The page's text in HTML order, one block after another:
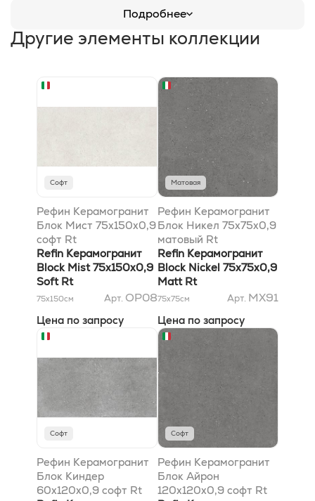
Подробнее
Другие элементы коллекции
Софт
Рефин Керамогранит
Блок Мист 75x150x0,9
софт Rt
Refin Керамогранит
Block Mist 75x150x0,9
Soft Rt
75x150см Арт. OP08
Цена по запросу
Матовая
Рефин Керамогранит
Блок Никел 75x75x0,9
матовый Rt
Refin Керамогранит
Block Nickel 75x75x0,9
Matt Rt
75x75см Арт. MX91
Цена по запросу
Софт
Рефин Керамогранит
Блок Киндер
60x120x0,9 софт Rt
Софт
Рефин Керамогранит
Блок Айрон
120x120x0,9 софт Rt